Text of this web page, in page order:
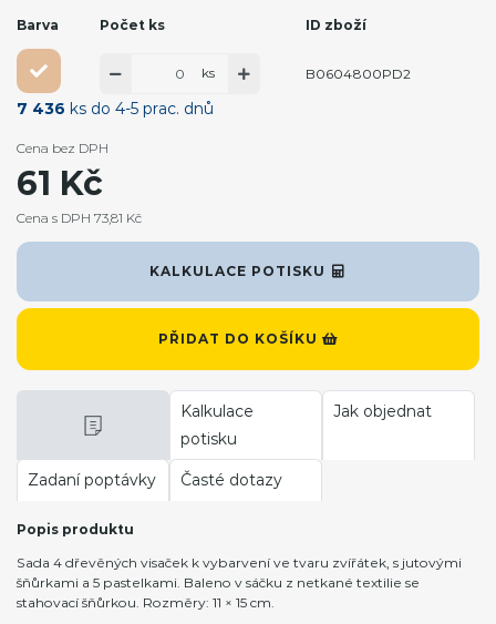
Barva Počet ks ID zboží
7 436 ks do 4-5 prac. dnů
ks B0604800PD2
KALKULACE POTISKU
PŘIDAT DO KOŠÍKU
Cena bez DPH
61 Kč
Cena s DPH 73,81 Kč
Kalkulace
potisku
Jak objednat
Zadaní poptávky Časté dotazy
Popis produktu
Sada 4 dřevěných visaček k vybarvení ve tvaru zvířátek, s jutovými
šňůrkami a 5 pastelkami. Baleno v sáčku z netkané textilie se
stahovací šňůrkou. Rozměry: 11 × 15 cm.